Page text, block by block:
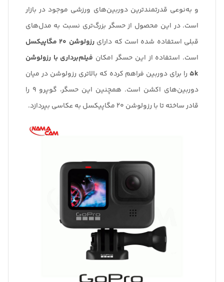
و به‌نوعی قدرتمند‌ترین دوربین‌های ورزشی موجود در بازار
است. در این محصول از حسگر بزرگ‌تری نسبت به مدل‌های
قبلی استفاده شده است که دارایرزولوشن 20 مگاپیکسل
است. استفاده از این حسگر امکان فیلم‌برداری با رزولوشن
5kرا برای دوربین فراهم کرده که بالاتری رزولوشن در میان
دوربین‌های اکشن است. همچنین این حسگر، گوپرو 9 را
قادر ساخته تا با رزولوشن 20 مگاپیکسل به عکاسی بپردازد.